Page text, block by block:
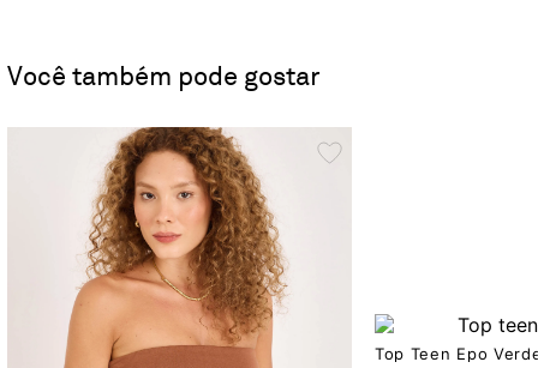
Você também pode gostar
Top Teen Epo